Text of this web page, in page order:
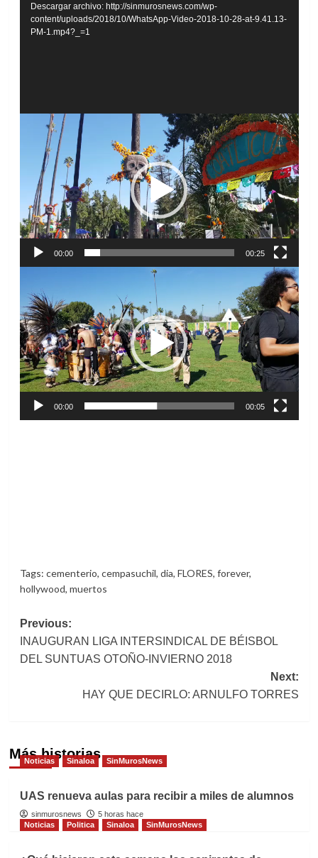
vídeo
Descargar archivo: http://sinmurosnews.com/wp-
content/uploads/2018/10/WhatsApp-Video-2018-10-28-at-9.41.13-
PM-1.mp4?_=1
Reproductor
vídeo
00:00 00:25
de
vídeo
00:00 00:05
Tags: cementerio, cempasuchil, dia, FLORES, forever,
hollywood, muertos
Post
navigation
Previous:
INAUGURAN LIGA INTERSINDICAL DE BÉISBOL
DEL SUNTUAS OTOÑO-INVIERNO 2018
Next:
HAY QUE DECIRLO: ARNULFO TORRES
Más historias
Noticias Sinaloa SinMurosNews
UAS renueva aulas para recibir a miles de alumnos
sinmurosnews
5 horas hace
Noticias
Politica Sinaloa SinMurosNews